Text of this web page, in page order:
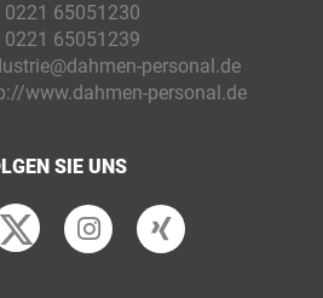
0221 65051230
0221 65051239
personal.de
www.dahmen-personal.de
SIE UNS